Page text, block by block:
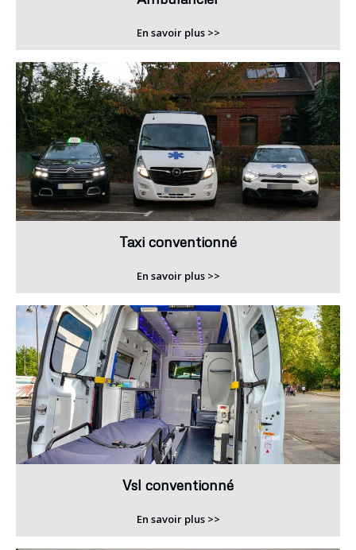
En savoir plus >>
Taxi conventionné
En savoir plus >>
Vsl conventionné
En savoir plus >>